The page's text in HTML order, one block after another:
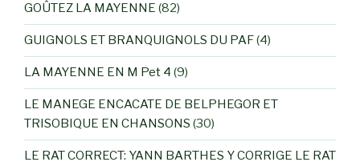
GOÛTEZ LA MAYENNE (82)
GUIGNOLS ET BRANQUIGNOLS DU PAF(4)
LA MAYENNE EN M Pet 4 (9)
LE MANEGE ENCACATE DE BELPHEGOR ET
TRISOBIQUE EN CHANSONS (30)
LE RAT CORRECT: YANN BARTHES Y CORRIGE LE RAT